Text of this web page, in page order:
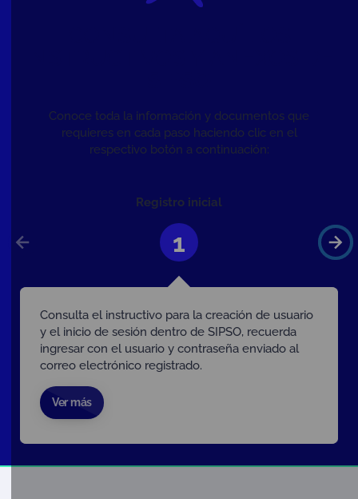
Conoce toda la información y documentos que
requieres en cada paso haciendo clic en el
respectivo botón a continuación:
Registro inicial
1
Consulta el instructivo para la creación de usuario
y el inicio de sesión dentro de SIPSO, recuerda
ingresar con el usuario y contraseña enviado al
correo electrónico registrado.
Ver más